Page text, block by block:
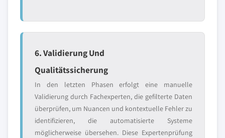
6. Validierung Und
Qualitätssicherung
In den letzten Phasen erfolgt eine manuelle
Validierung durch Fachexperten, die gefilterte Daten
überprüfen, um Nuancen und kontextuelle Fehler zu
identifizieren, die automatisierte Systeme
möglicherweise übersehen. Diese Expertenprüfung